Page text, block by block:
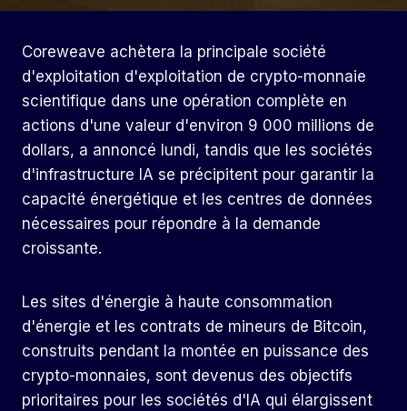
Coreweave achètera la principale société
d'exploitation d'exploitation de crypto-monnaie
scientifique dans une opération complète en
actions d'une valeur d'environ 9 000 millions de
dollars, a annoncé lundi, tandis que les sociétés
d'infrastructure IA se précipitent pour garantir la
capacité énergétique et les centres de données
nécessaires pour répondre à la demande
croissante.
Les sites d'énergie à haute consommation
d'énergie et les contrats de mineurs de Bitcoin,
construits pendant la montée en puissance des
crypto-monnaies, sont devenus des objectifs
prioritaires pour les sociétés d'IA qui élargissent